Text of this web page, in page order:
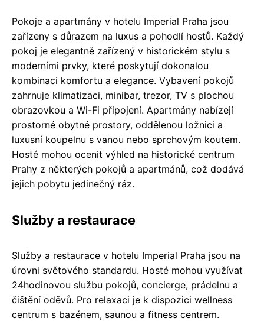
Pokoje a apartmány v hotelu Imperial Praha jsou
zařízeny s důrazem na luxus a pohodlí hostů. Každý
pokoj je elegantně zařízený v historickém stylu s
moderními prvky, které poskytují dokonalou
kombinaci komfortu a elegance. Vybavení pokojů
zahrnuje klimatizaci, minibar, trezor, TV s plochou
obrazovkou a Wi-Fi připojení. Apartmány nabízejí
prostorné obytné prostory, oddělenou ložnici a
luxusní koupelnu s vanou nebo sprchovým koutem.
Hosté mohou ocenit výhled na historické centrum
Prahy z některých pokojů a apartmánů, což dodává
jejich pobytu jedinečný ráz.
Služby a restaurace
Služby a restaurace v hotelu Imperial Praha jsou na
úrovni světového standardu. Hosté mohou využívat
24hodinovou službu pokojů, concierge, prádelnu a
čištění oděvů. Pro relaxaci je k dispozici wellness
centrum s bazénem, saunou a fitness centrem.